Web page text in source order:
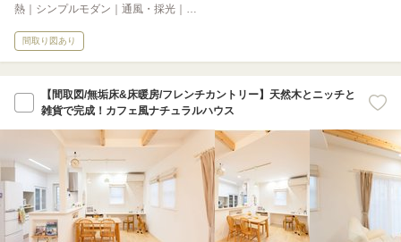
熱｜シンプルモダン｜通風・採光｜…
間取り図あり
【間取図/無垢床&床暖房/フレンチカントリー】天然木とニッチと
雑貨で完成！カフェ風ナチュラルハウス